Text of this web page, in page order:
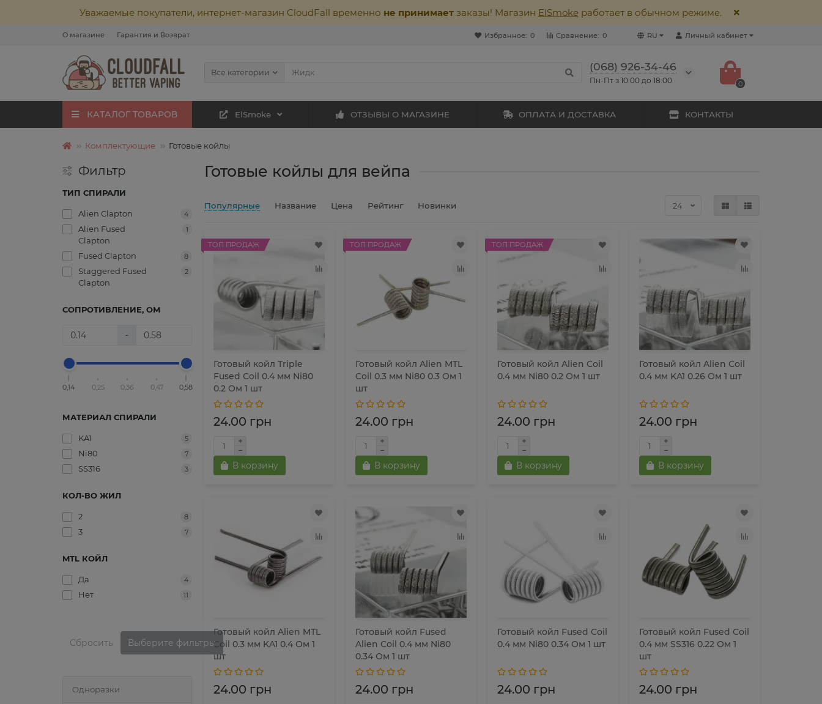
Уважаемые покупатели, интернет-магазин CloudFall временно не принимаетзаказы! Магазин ElSmokeработает в обычном режиме.
Личный кабинет
RU
Сравнение: 0
Избранное: 0
О магазине Гарантия и Возврат
Все категории (068) 926-34-46
Пн-Пт з 10:00 до 18:00 0
КАТАЛОГ ТОВАРОВ ElSmoke ОТЗЫВЫ О МАГАЗИНЕ ОПЛАТА И ДОСТАВКА КОНТАКТЫ
Комплектующие Готовые койлы
Фильтр
ТИП СПИРАЛИ
Alien Clapton 4
Alien Fused
Clapton
1
Fused Clapton 8
Staggered Fused
Clapton
2
СОПРОТИВЛЕНИЕ, ОМ
-
0,14 0,25 0,36 0,47 0,58
МАТЕРИАЛ СПИРАЛИ
KA1 5
Ni80 7
SS316 3
КОЛ-ВО ЖИЛ
2 8
3 7
MTL КОЙЛ
Да 4
Нет 11
Сбросить Выберите фильтры
Одноразки
Готовые койлы для вейпа
Популярные Название Цена Рейтинг Новинки
ТОП ПРОДАЖ
Готовый койл Triple
Fused Coil 0.4 мм Ni80
0.2 Ом 1 шт
24.00 грн
В корзину
ТОП ПРОДАЖ
Готовый койл Alien MTL
Coil 0.3 мм Ni80 0.3 Ом 1
шт
24.00 грн
В корзину
ТОП ПРОДАЖ
Готовый койл Alien Coil
0.4 мм Ni80 0.2 Ом 1 шт
24.00 грн
В корзину
Готовый койл Alien Coil
0.4 мм KA1 0.26 Ом 1 шт
24.00 грн
В корзину
Готовый койл Alien MTL
Coil 0.3 мм KA1 0.4 Ом 1
шт
24.00 грн
Готовый койл Fused
Alien Coil 0.4 мм Ni80
0.34 Ом 1 шт
24.00 грн
Готовый койл Fused Coil
0.4 мм Ni80 0.34 Ом 1 шт
24.00 грн
Готовый койл Fused Coil
0.4 мм SS316 0.22 Ом 1
шт
24.00 грн